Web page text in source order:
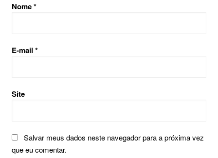
Nome*
E-mail *
Site
Salvar meus dados neste navegador para a próxima vez
que eu comentar.